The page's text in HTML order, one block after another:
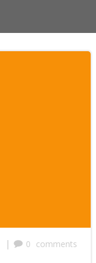
| 0 comments